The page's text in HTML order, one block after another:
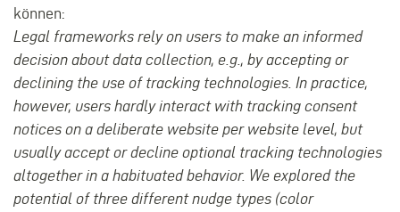
können:
Legal frameworks rely on users to make an informed
decision about data collection, e.g., by accepting or
declining the use of tracking technologies. In practice,
however, users hardly interact with tracking consent
notices on a deliberate website per website level, but
usually accept or decline optional tracking technologies
altogether in a habituated behavior. We explored the
potential of three different nudge types (color